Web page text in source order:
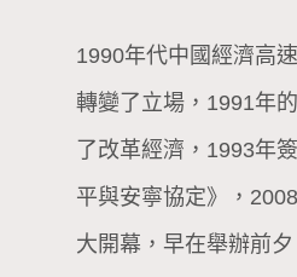
1990年代中國經濟高
轉變了立場，1991年
了改革經濟，1993年
平與安寧協定》，
大開幕，早在舉辦前